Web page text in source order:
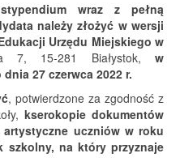
wraz z pełną
należy złożyć w wersji
Urzędu Miejskiego w
7, 15-281 Białystok, w
27 czerwca 2022 r.
, potwierdzone za zgodność z
kserokopie dokumentów
uczniów w roku
szkolny, na który przyznaje